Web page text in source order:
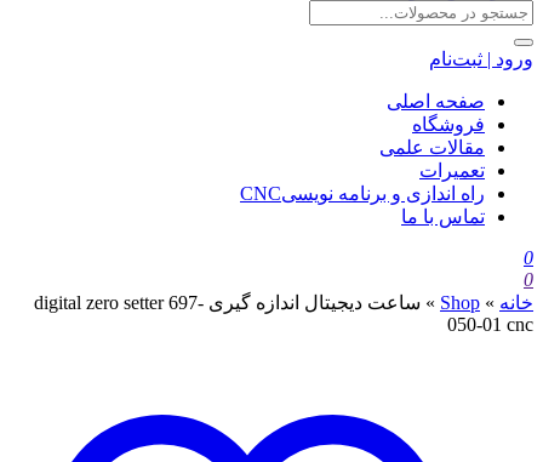
ورود | ثبت‌نام
صفحه اصلی
فروشگاه
مقالات علمی
تعمیرات
راه اندازی و برنامه نویسیCNC
تماس با ما
0
0
خانه »
Shop
»
ساعت دیجیتال اندازه گیری digital zero setter 697-
050-01 cnc